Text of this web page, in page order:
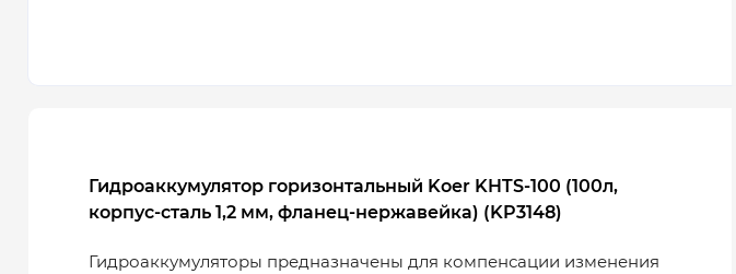
Гидроаккумулятор горизонтальный Koer KHTS-100 (100л,
корпус-сталь 1,2 мм, фланец-нержавейка) (KP3148)
Гидроаккумуляторы предназначены для компенсации изменения